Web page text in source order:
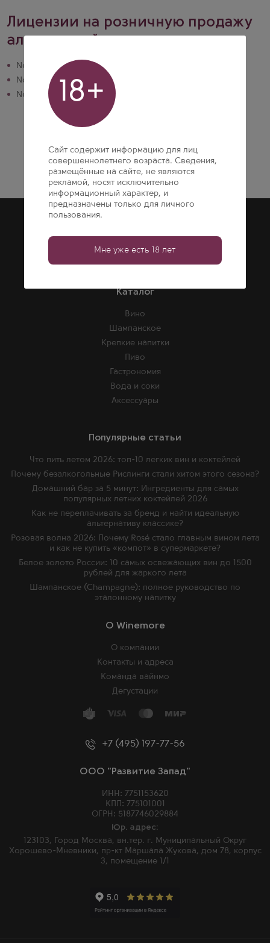
Лицензии на розничную продажу
алкогольной продукции
№ 50РПА0024374 действует до 20.10.2028
№ 77РПА0015006 действует до 01.09.2030
№ 77РПА0015624 действует до 13.10.2026
+7 (495) 197-77-56
ООО "Развитие Запад"
ИНН: 7751153620
КПП: 775101001
ОГРН: 5187746029884
Юр. адрес:
123103, Город Москва, вн.тер. г. Муниципальный Округ
Хорошево-Мневники, пр-кт Маршала Жукова, дом 78, корпус
3, помещение 1/1
O Winemore
О компании
Контакты и адреса
Команда вайнмо
Дегустации
Гарантии
Консультации
Корпоративным клиентам
Каталог
Вино
Шампанское
Крепкие напитки
Пиво
Гастрономия
Вода и соки
Аксессуары
Популярные статьи
Что пить летом 2026: топ-10 легких вин и коктейлей
Почему безалкогольные Рислинги стали хитом этого сезона?
Домашний бар за 5 минут: Ингредиенты для самых
популярных летних коктейлей 2026
Как не переплачивать за бренд и найти идеальную
альтернативу классике?
Розовая волна 2026: Почему Rosé стало главным вином лета
и как не купить «компот» в супермаркете?
Белое золото России: 10 самых освежающих вин до 1500
рублей для жаркого лета
Шампанское (Champagne): полное руководство по
эталонному напитку
18+
Сайт содержит информацию для лиц
совершеннолетнего возраста. Сведения,
размещённые на сайте, не являются
рекламой, носят исключительно
информационный характер, и
предназначены только для личного
пользования.
Мне уже есть 18 лет